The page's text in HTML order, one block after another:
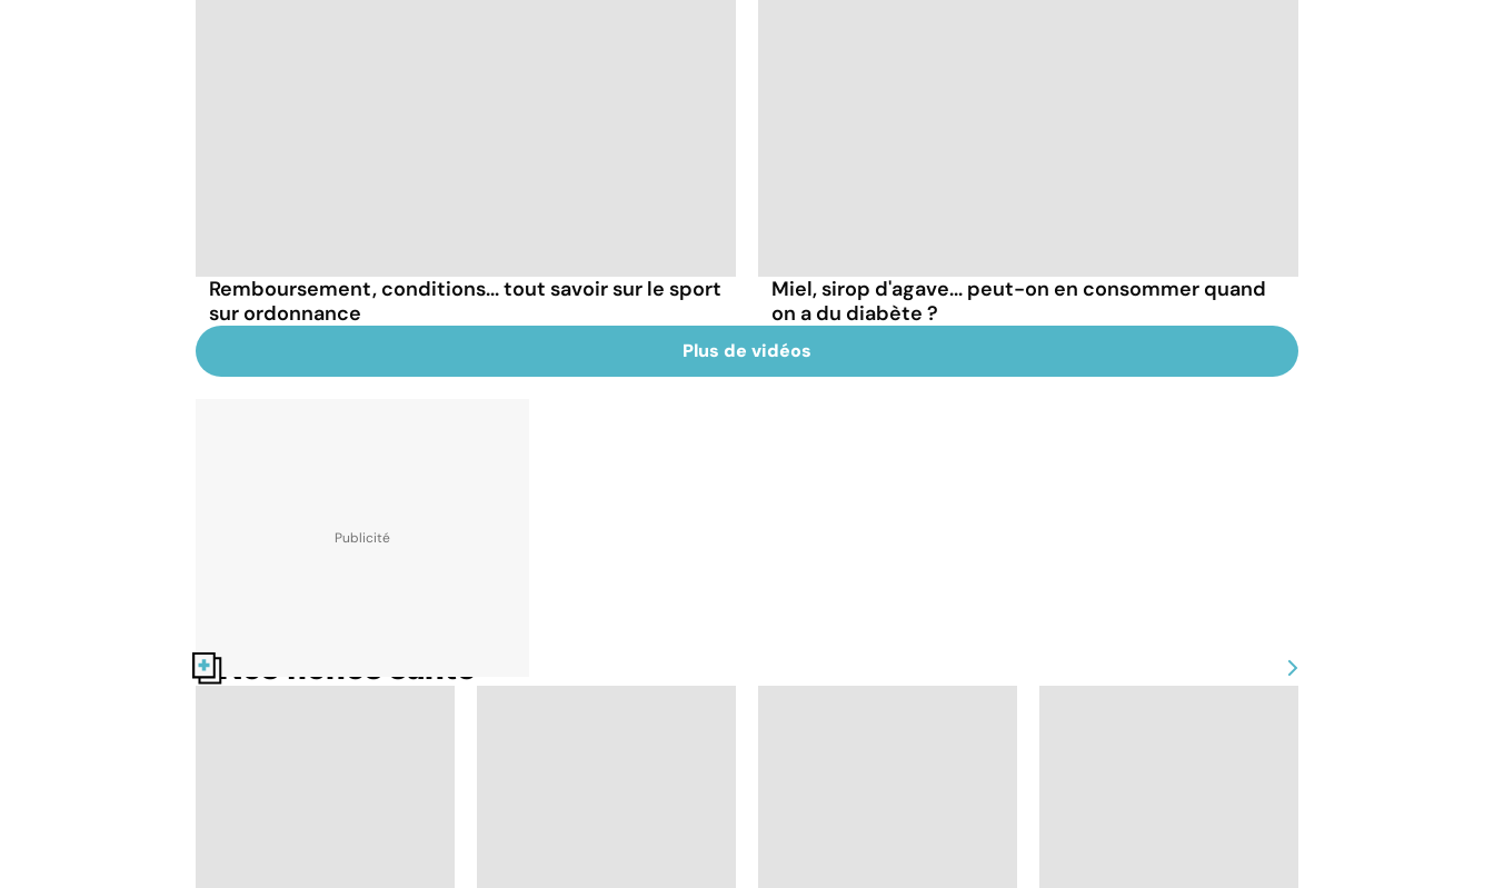
Remboursement, conditions... tout savoir sur le sport
sur ordonnance
Miel, sirop d'agave... peut-on en consommer quand
on a du diabète ?
Plus de vidéos
Nos fiches santé